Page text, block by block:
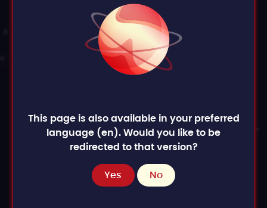
This page is also available in your preferred
language (en). Would you like to be
redirected to that version?
Yes No